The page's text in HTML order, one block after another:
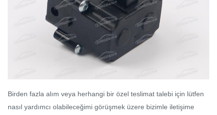
Birden fazla alım veya herhangi bir özel teslimat talebi için lütfen
nasıl yardımcı olabileceğimi görüşmek üzere bizimle iletişime